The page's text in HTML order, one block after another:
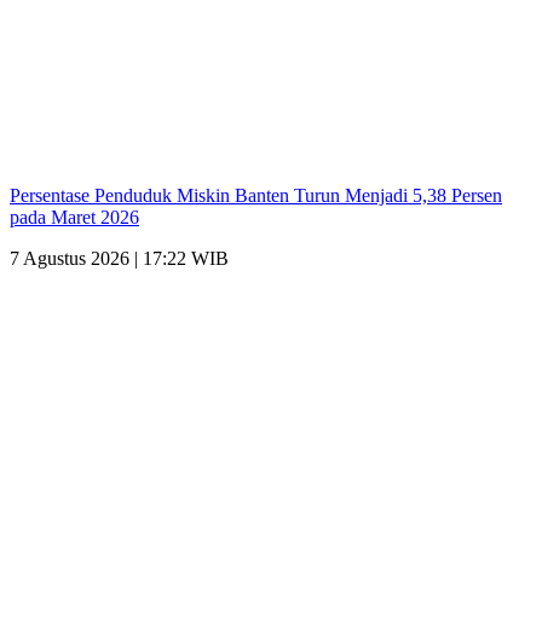
Persentase Penduduk Miskin Banten Turun Menjadi 5,38 Persen
pada Maret 2026
7 Agustus 2026 | 17:22 WIB